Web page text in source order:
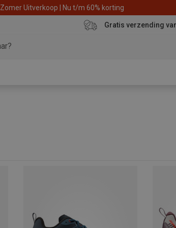
Zomer Uitverkoop | Nu t/m 60% korting
Gratis verzending